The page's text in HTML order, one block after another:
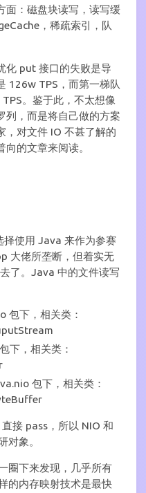
面：磁盘块读写，读写缓
，稀疏索引，队
化 put 接口的失败是导
126w TPS，而第一梯队
。鉴于此，不太想像
列，而是将自己做的方案
，对文件 IO 不甚了解的
的文章来阅读。
使用 Java 来作为参赛
大佬所垄断，但着实无
了。Java 中的文件读写
包下，相关类：
下，相关类：
包下，相关类：
接 pass，所以 NIO 和
对象。
圈下来发现，几乎所有
的内存映射技术是最快